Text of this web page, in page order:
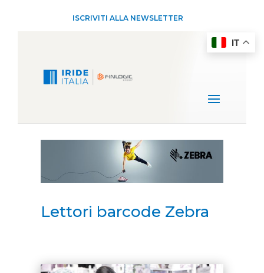
ISCRIVITI ALLA NEWSLETTER
Lettori barcode Zebra
IT